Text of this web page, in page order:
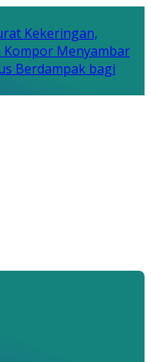
Kekeringan,
Kompor Menyambar
Berdampak bagi